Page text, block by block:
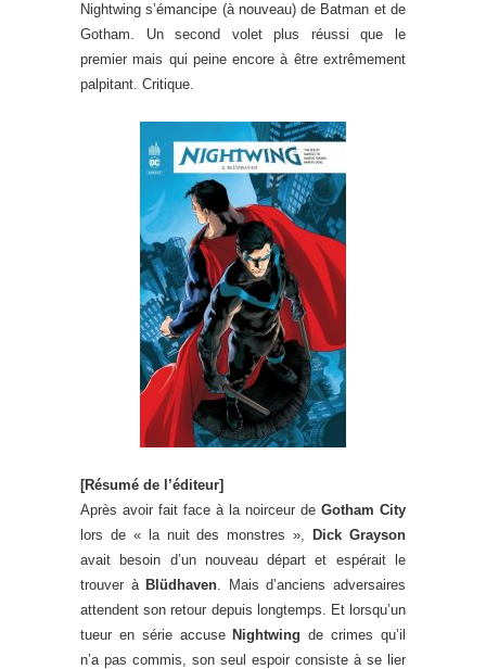
Nightwing s’émancipe (à nouveau) de Batman et de
Gotham. Un second volet plus réussi que le
premier mais qui peine encore à être extrêmement
palpitant. Critique.
[Résumé de l’éditeur]
Après avoir fait face à la noirceur de Gotham City
lors de « la nuit des monstres »,
Dick Grayson
avait besoin d’un nouveau départ et espérait le
trouver à Blüdhaven. Mais d’anciens adversaires
attendent son retour depuis longtemps. Et lorsqu’un
tueur en série accuse Nightwing de crimes qu’il
n’a pas commis, son seul espoir consiste à se lier